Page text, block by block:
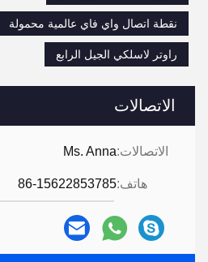
الاتصالات
الاتصالات:Ms. Anna
هاتف:86-15622853785
نقطة اتصال واي فاي عالمية محمولة
راوتر لاسلكي الجيل الرابع